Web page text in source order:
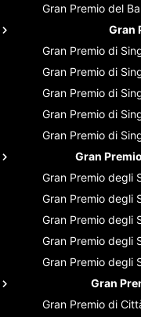
Gran Premio del
Gran
Gran Premio di
Gran Premio di
Gran Premio di
Gran Premio di
Gran Premio di
Gran
Gran Premio degli
Gran Premio degli
Gran Premio degli
Gran Premio degli
Gran Premio degli
Gran
Gran Premio di